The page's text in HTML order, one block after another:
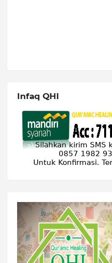
Infaq QHI